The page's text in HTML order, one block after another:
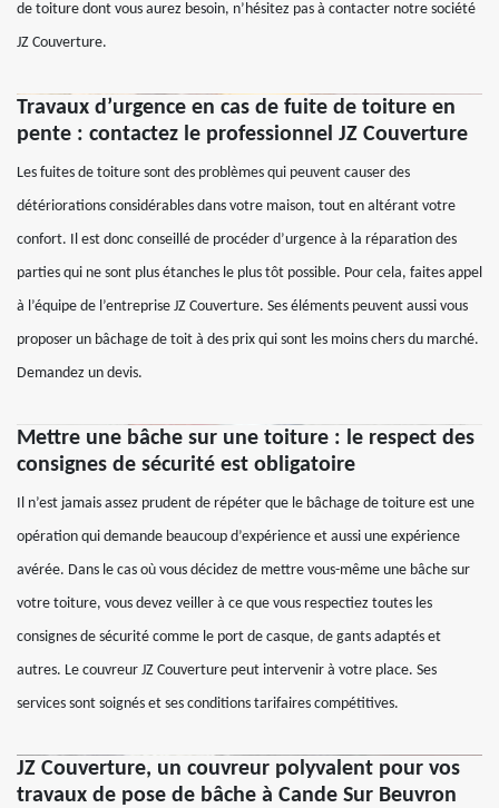
de toiture dont vous aurez besoin, n’hésitez pas à contacter notre société
JZ Couverture.
Travaux d’urgence en cas de fuite de toiture en
pente : contactez le professionnel JZ Couverture
Les fuites de toiture sont des problèmes qui peuvent causer des
détériorations considérables dans votre maison, tout en altérant votre
confort. Il est donc conseillé de procéder d’urgence à la réparation des
parties qui ne sont plus étanches le plus tôt possible. Pour cela, faites appel
à l’équipe de l’entreprise JZ Couverture. Ses éléments peuvent aussi vous
proposer un bâchage de toit à des prix qui sont les moins chers du marché.
Demandez un devis.
Mettre une bâche sur une toiture : le respect des
consignes de sécurité est obligatoire
Il n’est jamais assez prudent de répéter que le bâchage de toiture est une
opération qui demande beaucoup d’expérience et aussi une expérience
avérée. Dans le cas où vous décidez de mettre vous-même une bâche sur
votre toiture, vous devez veiller à ce que vous respectiez toutes les
consignes de sécurité comme le port de casque, de gants adaptés et
autres. Le couvreur JZ Couverture peut intervenir à votre place. Ses
services sont soignés et ses conditions tarifaires compétitives.
JZ Couverture, un couvreur polyvalent pour vos
travaux de pose de bâche à Cande Sur Beuvron